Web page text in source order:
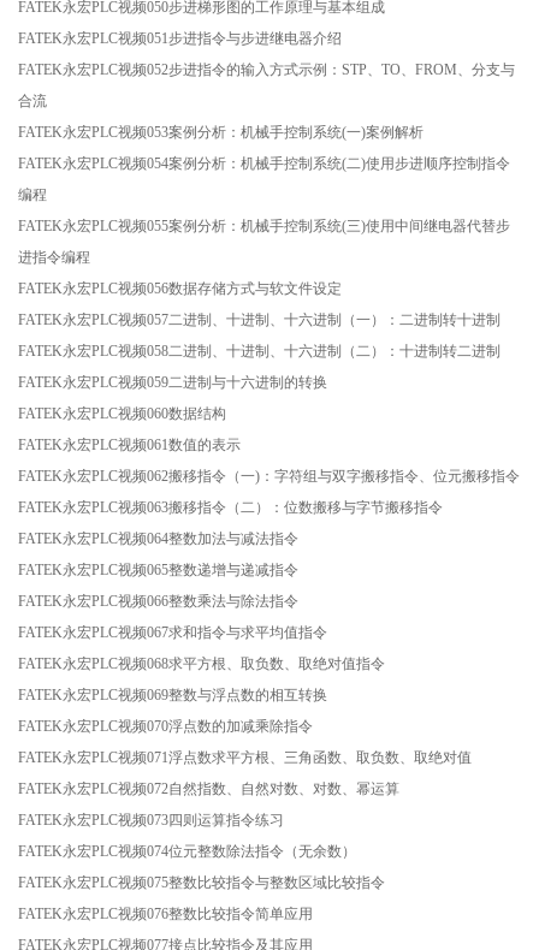
FATEK永宏PLC视频050步进梯形图的工作原理与基本组成
FATEK永宏PLC视频051步进指令与步进继电器介绍
FATEK永宏PLC视频052步进指令的输入方式示例：STP、TO、FROM、分支与
合流
FATEK永宏PLC视频053案例分析：机械手控制系统(一)案例解析
FATEK永宏PLC视频054案例分析：机械手控制系统(二)使用步进顺序控制指令
编程
FATEK永宏PLC视频055案例分析：机械手控制系统(三)使用中间继电器代替步
进指令编程
FATEK永宏PLC视频056数据存储方式与软文件设定
FATEK永宏PLC视频057二进制、十进制、十六进制（一）：二进制转十进制
FATEK永宏PLC视频058二进制、十进制、十六进制（二）：十进制转二进制
FATEK永宏PLC视频059二进制与十六进制的转换
FATEK永宏PLC视频060数据结构
FATEK永宏PLC视频061数值的表示
FATEK永宏PLC视频062搬移指令（一)：字符组与双字搬移指令、位元搬移指令
FATEK永宏PLC视频063搬移指令（二）：位数搬移与字节搬移指令
FATEK永宏PLC视频064整数加法与减法指令
FATEK永宏PLC视频065整数递增与递减指令
FATEK永宏PLC视频066整数乘法与除法指令
FATEK永宏PLC视频067求和指令与求平均值指令
FATEK永宏PLC视频068求平方根、取负数、取绝对值指令
FATEK永宏PLC视频069整数与浮点数的相互转换
FATEK永宏PLC视频070浮点数的加减乘除指令
FATEK永宏PLC视频071浮点数求平方根、三角函数、取负数、取绝对值
FATEK永宏PLC视频072自然指数、自然对数、对数、幂运算
FATEK永宏PLC视频073四则运算指令练习
FATEK永宏PLC视频074位元整数除法指令（无余数）
FATEK永宏PLC视频075整数比较指令与整数区域比较指令
FATEK永宏PLC视频076整数比较指令简单应用
FATEK永宏PLC视频077接点比较指令及其应用